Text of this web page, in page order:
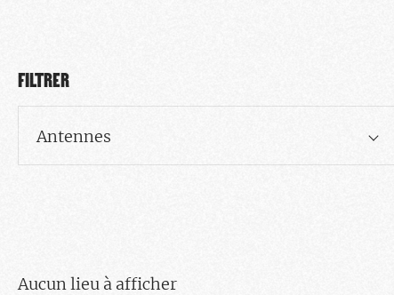
FILTRER
Antennes
Aucun lieu à afficher